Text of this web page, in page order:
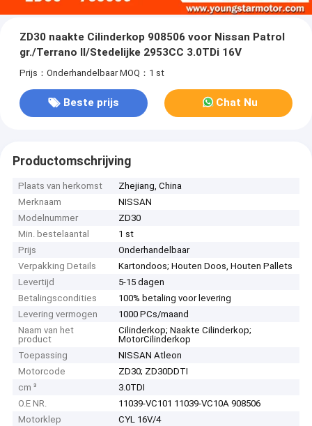
ZD30 naakte Cilinderkop 908506 voor Nissan Patrol
gr./Terrano II/Stedelijke 2953CC 3.0TDi 16V
Prijs：Onderhandelbaar MOQ：1 st
Beste prijs Chat Nu
Productomschrijving
Plaats van herkomst
Zhejiang, China
Merknaam
NISSAN
Modelnummer
ZD30
Min. bestelaantal
1 st
Prijs
Onderhandelbaar
Verpakking Details
Kartondoos; Houten Doos, Houten Pallets
Levertijd
5-15 dagen
Betalingscondities
100% betaling voor levering
Levering vermogen
1000 PCs/maand
Naam van het
product
Cilinderkop; Naakte Cilinderkop;
MotorCilinderkop
Toepassing
NISSAN Atleon
Motorcode
ZD30; ZD30DDTI
cm ³
3.0TDI
O.E NR.
11039-VC101 11039-VC10A 908506
Motorklep
CYL 16V/4